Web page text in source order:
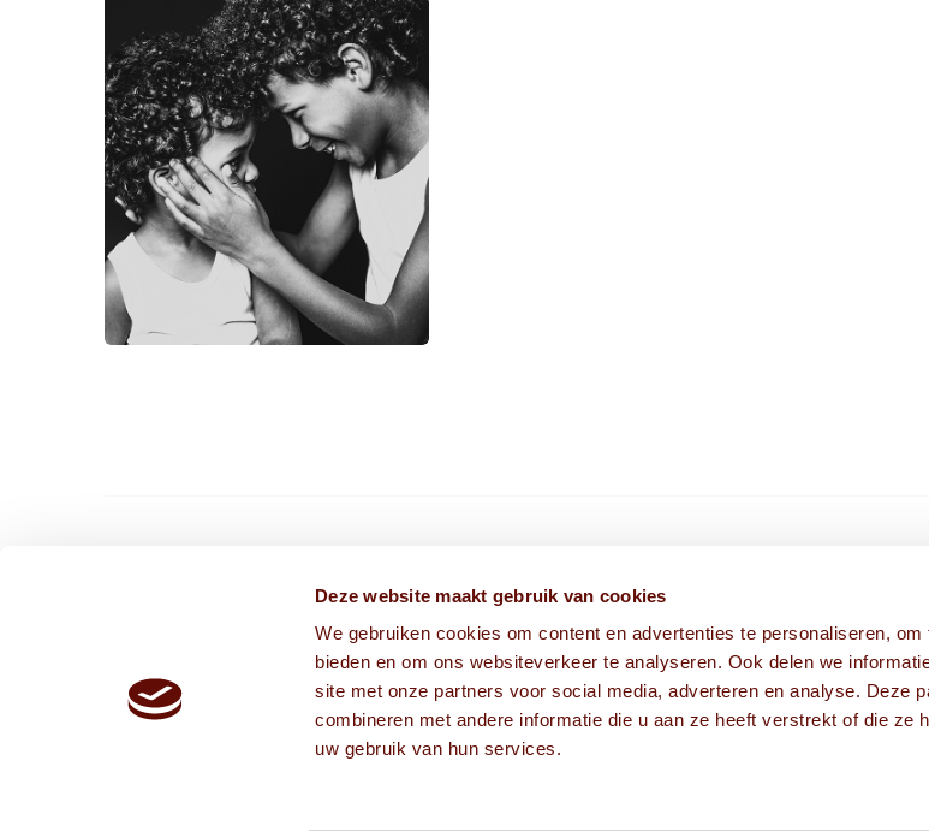
Deze website maakt gebruik van cookies
We gebruiken cookies om content en advertenties te personaliseren,
bieden en om ons websiteverkeer te analyseren. Ook delen we
site met onze partners voor social media, adverteren en analyse. Deze
combineren met andere informatie die u aan ze heeft verstrekt of die ze
uw gebruik van hun services.
info@frissekoppen.nl
013-75 05 241
HIER VIND JE ONS
Fabriekstraat 1A
5038 EM Tilburg